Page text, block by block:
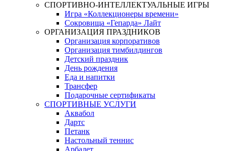
СПОРТИВНО-ИНТЕЛЛЕКТУАЛЬНЫЕ ИГРЫ
Игра «Коллекционеры времени»
Сокровища «Гепарда» Лайт
ОРГАНИЗАЦИЯ ПРАЗДНИКОВ
Организация корпоративов
Организация тимбилдингов
Детский праздник
День рождения
Еда и напитки
Трансфер
Подарочные сертификаты
СПОРТИВНЫЕ УСЛУГИ
Аквабол
Дартс
Петанк
Настольный теннис
Арбалет